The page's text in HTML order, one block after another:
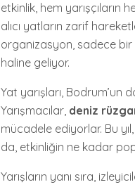
etkinlik, hem yarışçıların
alıcı yatların zarif
organizasyon, sadece bir
haline geliyor.
Yat yarışları, Bodrum’un
Yarışmacılar, deniz
mücadele ediyorlar. Bu
da, etkinliğin ne kadar
Yarışların yanı sıra,